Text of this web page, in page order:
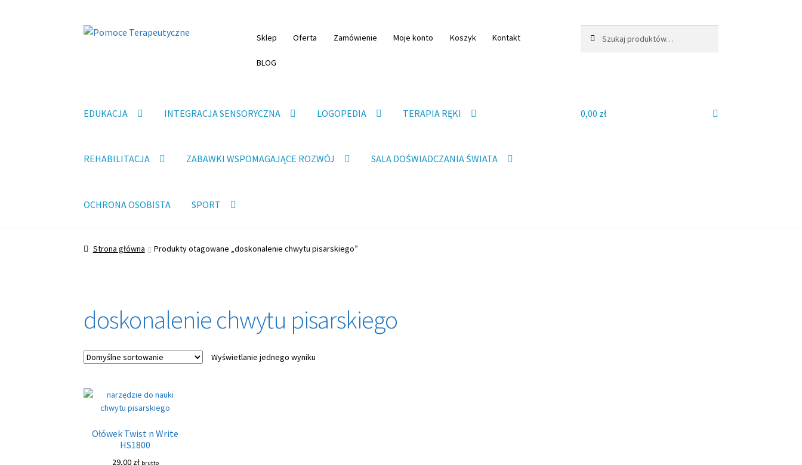
Przejdź
Przejdź
Sklep Oferta Zamówienie Moje konto Koszyk Kontakt
BLOG
EDUKACJA INTEGRACJA SENSORYCZNA LOGOPEDIA TERAPIA RĘKI
REHABILITACJA ZABAWKI WSPOMAGAJĄCE ROZWÓJ SALA DOŚWIADCZANIA ŚWIATA
OCHRONA OSOBISTA SPORT
0,00 zł
Strona główna Produkty otagowane „doskonalenie chwytu pisarskiego”
doskonalenie chwytu pisarskiego
Wyświetlanie jednego wyniku
Ołówek Twist n Write
HS1800
29,00 zł brutto